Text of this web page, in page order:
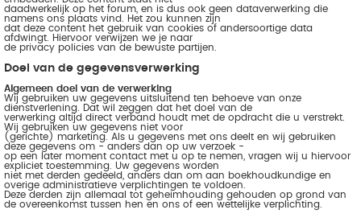
daadwerkelijk op het forum, en is dus ook geen dataverwerking die
namens ons plaats vind. Het zou kunnen zijn
dat deze content het gebruik van cookies of andersoortige data
afdwingt. Hiervoor verwijzen we je naar
de privacy policies van de bewuste partijen.
Doel van de gegevensverwerking
Algemeen doel van de verwerking
Wij gebruiken uw gegevens uitsluitend ten behoeve van onze
dienstverlening. Dat wil zeggen dat het doel van de
verwerking altijd direct verband houdt met de opdracht die u verstrekt.
Wij gebruiken uw gegevens niet voor
(gerichte) marketing. Als u gegevens met ons deelt en wij gebruiken
deze gegevens om - anders dan op uw verzoek -
op een later moment contact met u op te nemen, vragen wij u hiervoor
expliciet toestemming. Uw gegevens worden
niet met derden gedeeld, anders dan om aan boekhoudkundige en
overige administratieve verplichtingen te voldoen.
Deze derden zijn allemaal tot geheimhouding gehouden op grond van
de overeenkomst tussen hen en ons of een wettelijke verplichting.